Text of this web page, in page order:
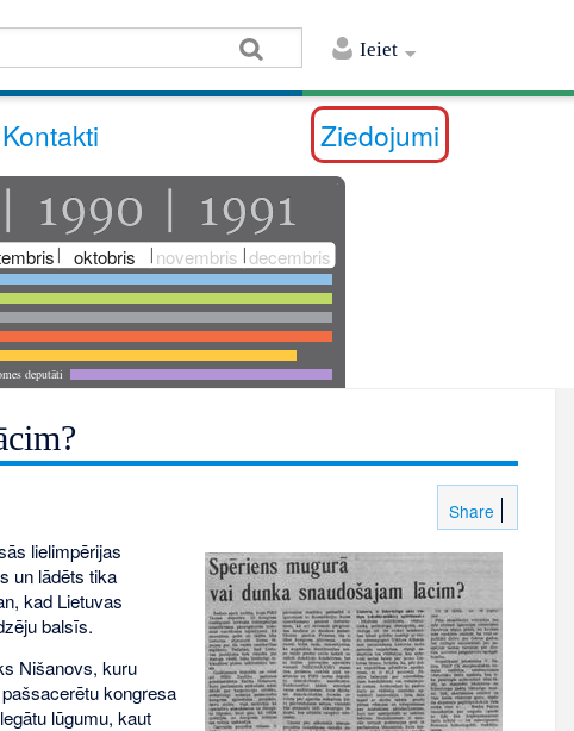
Ieiet
Kontakti Ziedojumi
oktobris novembris decembris
deputāti
Share
lielimpērijas
un lādēts tika
kad Lietuvas
balsīs.
Nišanovs, kuru
kongresa
lūgumu, kaut